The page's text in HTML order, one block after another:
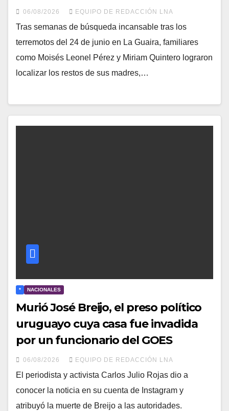
06/08/2026 EQUIPO DE REDACCIÓN LNA
Tras semanas de búsqueda incansable tras los
terremotos del 24 de junio en La Guaira, familiares
como Moisés Leonel Pérez y Miriam Quintero lograron
localizar los restos de sus madres,…
* NACIONALES
Murió José Breijo, el preso político
uruguayo cuya casa fue invadida
por un funcionario del GOES
06/08/2026 EQUIPO DE REDACCIÓN LNA
El periodista y activista Carlos Julio Rojas dio a
conocer la noticia en su cuenta de Instagram y
atribuyó la muerte de Breijo a las autoridades.